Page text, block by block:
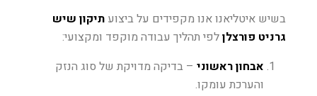
בשיש איטליאנו אנו מקפידים על ביצוע תיקון שיש
גרניט פורצלןלפי תהליך עבודה מוקפד ומקצועי:
אבחון ראשוני– בדיקה מדויקת של סוג הנזק
והערכת עומקו.